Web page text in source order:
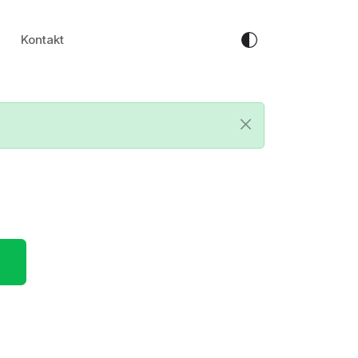
Kontakt